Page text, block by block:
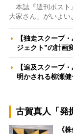
本誌『週刊ポスト
大家さん」がいよ
【独走スクープ
ジェクト”の計画
【追及スクープ
明かされる柳瀬
古賀真人「発
《